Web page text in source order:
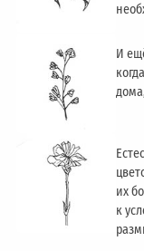
И
их
к